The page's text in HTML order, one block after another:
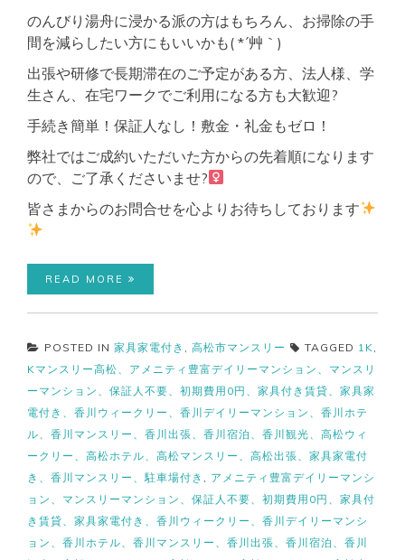
のんびり湯舟に浸かる派の方はもちろん、お掃除の手
間を減らしたい方にもいいかも( *´艸｀)
出張や研修で長期滞在のご予定がある方、法人様、学
生さん、在宅ワークでご利用になる方も大歓迎?
手続き簡単！保証人なし！敷金・礼金もゼロ！
弊社ではご成約いただいた方からの先着順になります
ので、ご了承くださいませ?‍
皆さまからのお問合せを心よりお待ちしております
READ MORE
POSTED IN 家具家電付き 高松市マンスリー TAGGED 1K
Kマンスリー高松、アメニティ豊富デイリーマンション、マンスリ
ーマンション、保証人不要、初期費用0円、家具付き賃貸、家具家
電付き、香川ウィークリー、香川デイリーマンション、香川ホテ
ル、香川マンスリー、香川出張、香川宿泊、香川観光、高松ウィ
ークリー、高松ホテル、高松マンスリー、高松出張、家具家電付
き、香川マンスリー、駐車場付き
アメニティ豊富デイリーマンシ
ョン、マンスリーマンション、保証人不要、初期費用0円、家具付
き賃貸、家具家電付き、香川ウィークリー、香川デイリーマンシ
ョン、香川ホテル、香川マンスリー、香川出張、香川宿泊、香川